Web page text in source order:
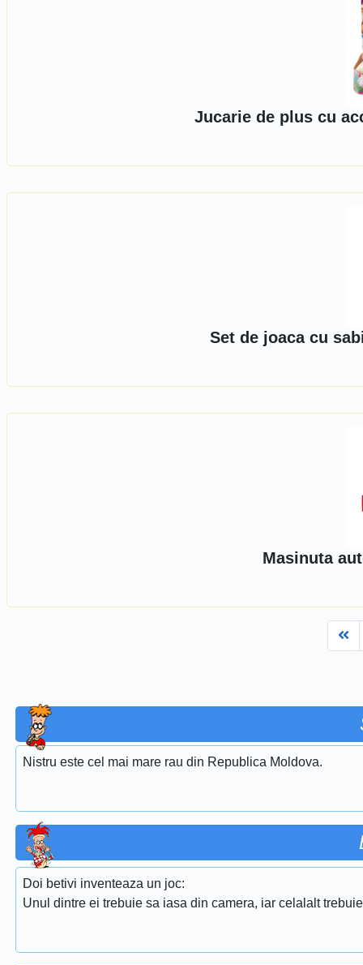
Jucarie de plus cu
Set de joaca cu
Masinuta
Nistru este cel mai mare rau din Republica Moldova.
Doi betivi inventeaza un joc:
Unul dintre ei trebuie sa iasa din camera, iar celalalt